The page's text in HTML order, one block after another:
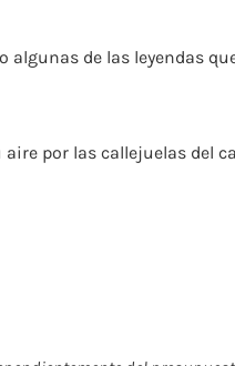
algunas de las leyendas
por las callejuelas del